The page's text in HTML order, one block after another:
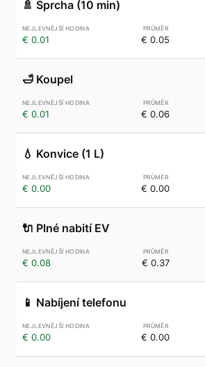
🚿 Sprcha (10 min)
€ 0.01 € 0.05
🛁 Koupel
€ 0.01 € 0.06
💧 Konvice (1 L)
€ 0.00 € 0.00
🔌 Plné nabití EV
€ 0.08 € 0.37
📱 Nabíjení telefonu
€ 0.00 € 0.00